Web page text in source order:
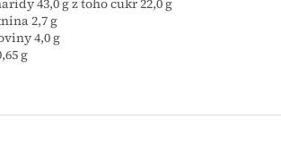
2,7 g
4,0 g
g